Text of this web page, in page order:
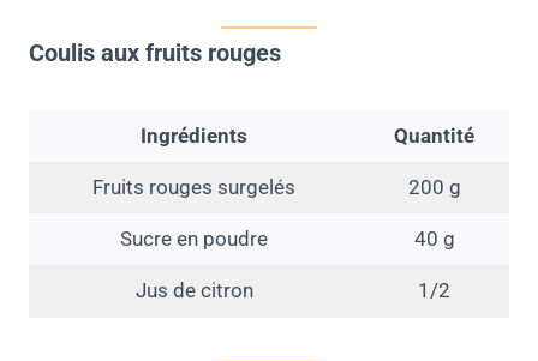
Coulis aux fruits rouges
Ingrédients Quantité
Fruits rouges surgelés 200 g
Sucre en poudre 40 g
Jus de citron 1/2